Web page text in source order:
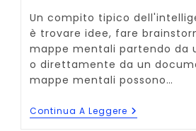
Un compito tipico
è trovare idee, fare
mappe mentali partendo da
o direttamente da un
mappe mentali possono…
Continua A Leggere Come
Costruire